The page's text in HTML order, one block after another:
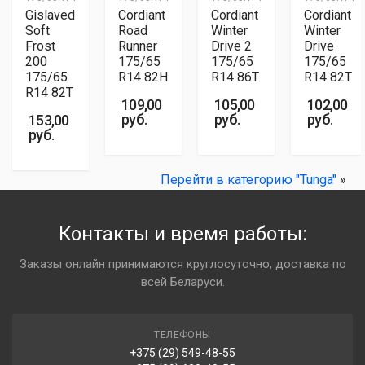
МОДЕЛЬ
Zodiak 2
ШИРИНА ПРОФИЛЯ
175
ВЫСОТА ПРОФИЛЯ
Технические характеристики:
точного времени и места доставки.
Доставка в пункты выдачи Европочты по Беларуси:
- Стоимость доставки 1-2 шины - 20 рублей, 3-4 шины
- 30 рублей
- Оплата наличными либо банковской картой при
получении (карты рассрочек не поддерживаются)
по Беларуси:
- Стоимость доставки 1-2 шины - 15 рублей, 3-4 шины
- 25 рублей
- Оплата наличными либо банковской картой при
по карте Черепаха от ВТБ-банка (рассрочка на 8
месяцев).
Стоимость товара при оплате картами рассрочки
увеличивается на 5%.
Gislaved
Soft
Frost
200
175/65
R14 82T
153,00
руб.
Cordiant
Road
Runner
175/65
R14 82H
109,00
руб.
Cordiant
Winter
Drive 2
175/65
R14 86T
105,00
руб.
Cordiant
Winter
Drive
175/65
R14 82T
102,00
руб.
Перейти в категорию "Tunga" »
Контакты и время работы:
Заказы онлайн принимаются круглосуточно, доставка по
всей Беларуси.
ТЕЛЕФОНЫ
+375 (29) 549-48-55